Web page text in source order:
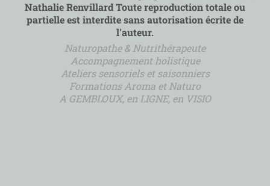
Nathalie Renvillard Toute reproduction totale ou
partielle est interdite sans autorisation écrite de
l'auteur.
Naturopathe & Nutrithérapeute
Accompagnement holistique
Ateliers sensoriels et saisonniers
Formations Aroma et Naturo
A GEMBLOUX, en LIGNE, en VISIO